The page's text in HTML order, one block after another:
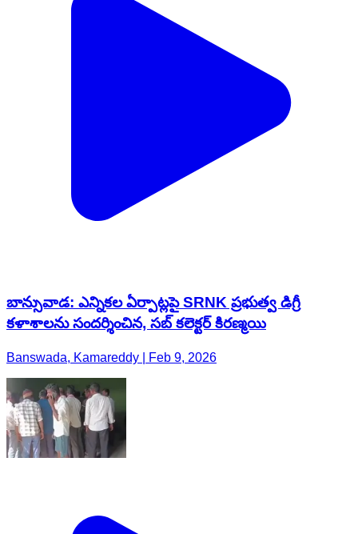
బాన్సువాడ: ఎన్నికల ఏర్పాట్లపై SRNK ప్రభుత్వ డిగ్రీ
కళాశాలను సందర్శించిన, సబ్ కలెక్టర్ కిరణ్మయి
Banswada, Kamareddy | Feb 9, 2026